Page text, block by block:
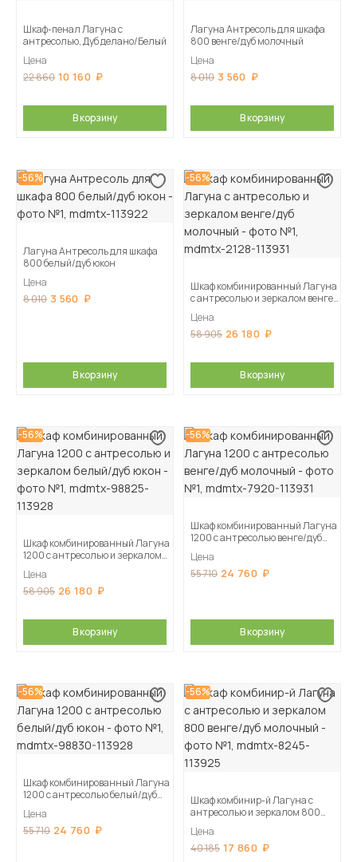
Шкаф-пенал Лагуна с
антресолью, Дуб делано/Белый
Цена
22 860 10 160
В корзину
Лагуна Антресоль для шкафа
800 венге/дуб молочный
Цена
8 010 3 560
В корзину
-56%
Лагуна Антресоль для шкафа
800 белый/дуб юкон
Цена
8 010 3 560
В корзину
-56%
Шкаф комбинированный Лагуна
с антресолью и зеркалом венге/
Цена
58 905 26 180
В корзину
-56%
Шкаф комбинированный Лагуна
1200 с антресолью и зеркалом
Цена
58 905 26 180
В корзину
-56%
Шкаф комбинированный Лагуна
1200 с антресолью венге/дуб
Цена
55 710 24 760
В корзину
-56%
Шкаф комбинированный Лагуна
1200 с антресолью белый/дуб
Цена
55 710 24 760
-56%
Шкаф комбинир-й Лагуна с
антресолью и зеркалом 800
Цена
40 185 17 860